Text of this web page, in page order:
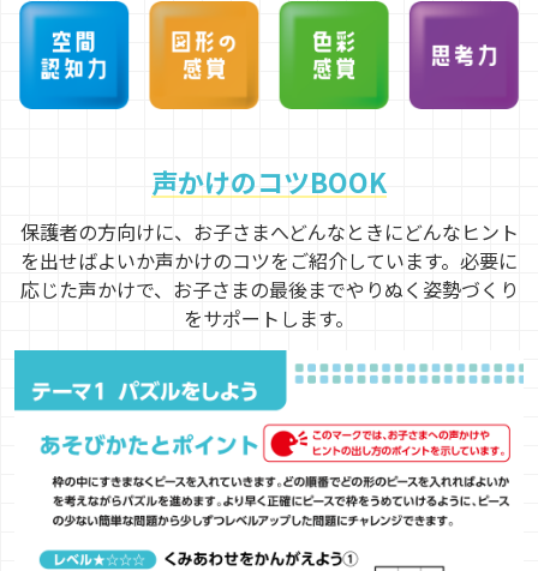
声かけのコツBOOK
保護者の方向けに、お子さまへどんなときにどんなヒント
を出せばよいか声かけのコツをご紹介しています。必要に
応じた声かけで、お子さまの最後までやりぬく姿勢づくり
をサポートします。